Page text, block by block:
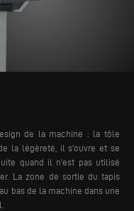
de la machine : la tôle
la légèreté, il s'ouvre et se
quand il n'est pas utilisé
La zone de sortie du tapis
bas de la machine dans une